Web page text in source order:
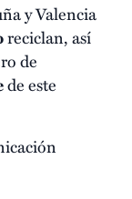
y Valencia
reciclan, así
de
de este